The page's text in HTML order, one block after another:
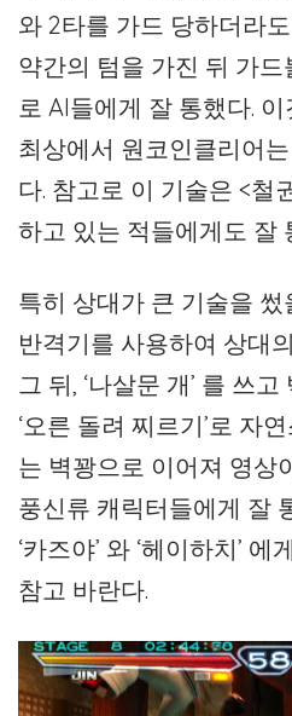
와 2타를 가드 당하더라
약간의 텀을 가진 뒤 가
로 AI들에게 잘 통했다.
최상에서 원코인클리어
다. 참고로 이 기술은 <철
하고 있는 적들에게도 잘
특히 상대가 큰 기술을
반격기를 사용하여 상대
그 뒤, ‘나살문 개’ 를 쓰
‘오른 돌려 찌르기’로 자
는 벽꽝으로 이어져 영상
풍신류 캐릭터들에게 잘
‘카즈야’ 와 ‘헤이하치’
참고 바란다.